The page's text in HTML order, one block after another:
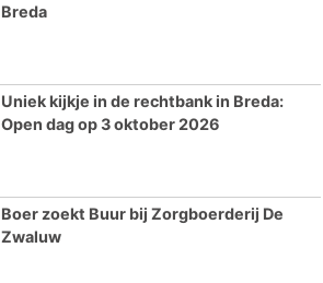
Breda
Uniek kijkje in de rechtbank in Breda:
Open dag op 3 oktober 2026
Boer zoekt Buur bij Zorgboerderij De
Zwaluw